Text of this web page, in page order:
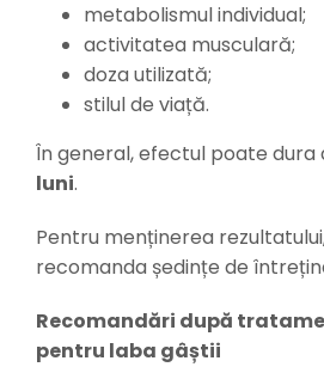
metabolismul individual;
activitatea musculară;
doza utilizată;
stilul de viață.
În general, efectul poate dura
luni.
Pentru menținerea
recomanda ședințe de
Recomandări după
pentru laba gâștii